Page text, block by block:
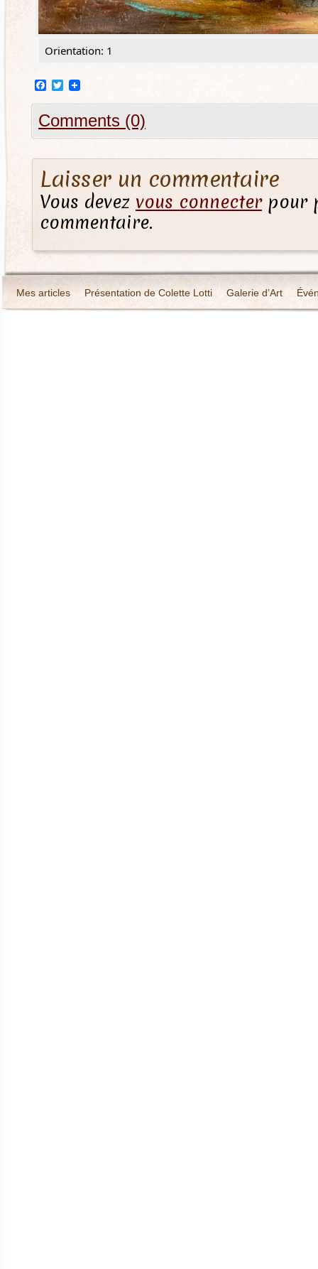
Orientation: 1
Facebook
Twitter
Comments (0)
Laisser un commentaire
Vous devez vous connecterpour
commentaire.
Mes articles Présentation de Colette Lotti Galerie d’Art